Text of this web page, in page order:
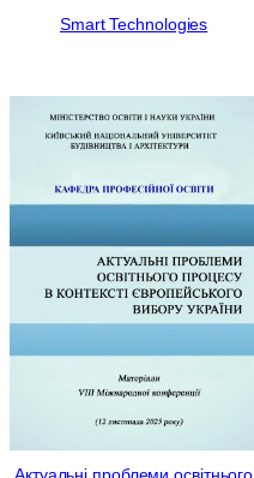
Smart Technologies